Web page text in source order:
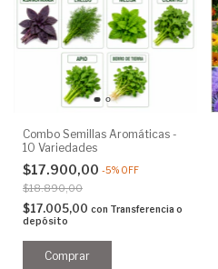
Combo Semillas Aromáticas -
10 Variedades
$17.900,00 -5% OFF
$18.890,00
$17.005,00 con Transferencia o
depósito